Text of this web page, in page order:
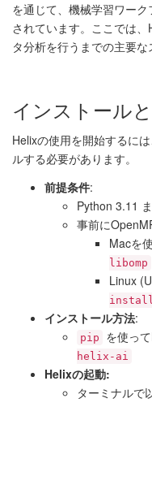
を通じて、機械学習ワー
されています。ここでは
タ分析を行うまでの主要な
インストール
Helixの使用を開始するに
ルする必要があります。
前提条件:
Python 3.11
事前に
Macを
libomp
Linux
install
インストール方法:
pip を使っ
helix-ai
Helixの起動:
ターミナルで